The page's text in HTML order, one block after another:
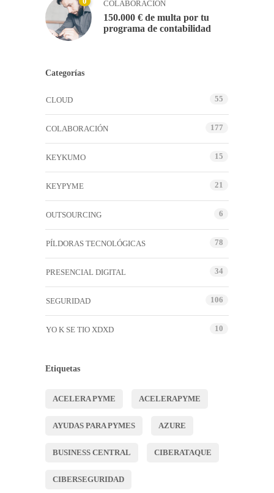
COLABORACIÓN
150.000 € de multa por tu
programa de contabilidad
Categorías
CLOUD 55
COLABORACIÓN 177
KEYKUMO 15
KEYPYME 21
OUTSOURCING 6
PÍLDORAS TECNOLÓGICAS 78
PRESENCIAL DIGITAL 34
SEGURIDAD 106
YO K SE TIO XDXD 10
Etiquetas
ACELERA PYME ACELERAPYME
AYUDAS PARA PYMES AZURE
BUSINESS CENTRAL CIBERATAQUE
CIBERSEGURIDAD